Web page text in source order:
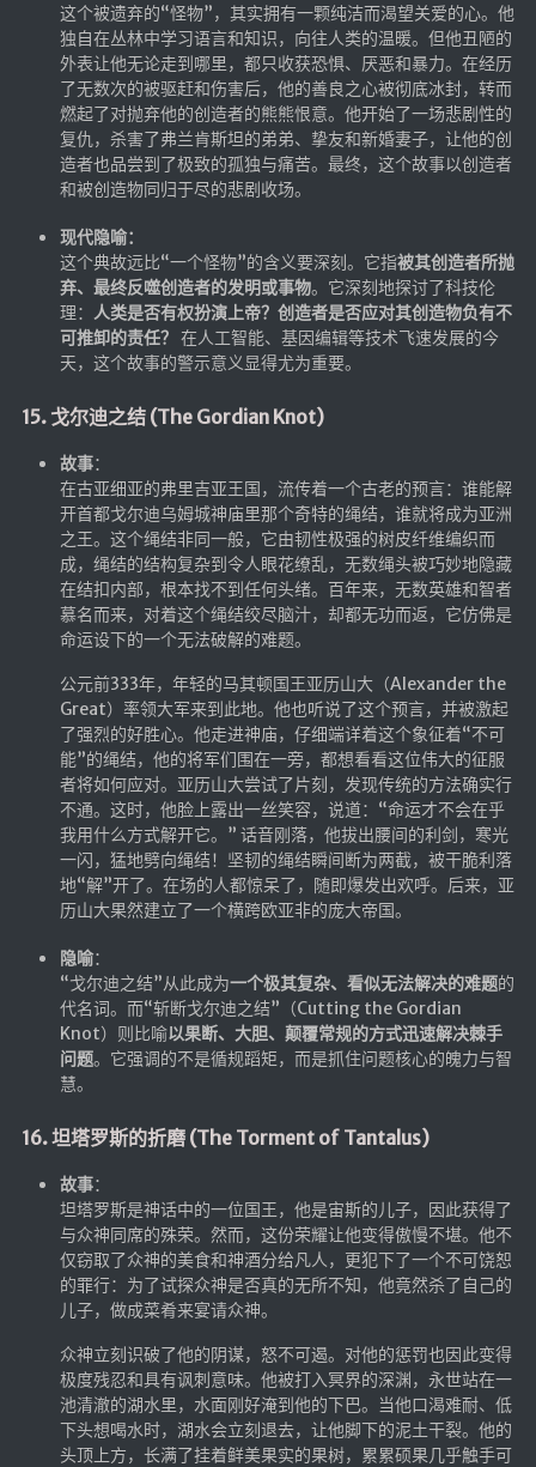
这个被遗弃的“怪物”，其实拥有一颗纯洁而渴望关爱的心。他
独自在丛林中学习语言和知识，向往人类的温暖。但他丑陋的
外表让他无论走到哪里，都只收获恐惧、厌恶和暴力。在经历
了无数次的被驱赶和伤害后，他的善良之心被彻底冰封，转而
燃起了对抛弃他的创造者的熊熊恨意。他开始了一场悲剧性的
复仇，杀害了弗兰肯斯坦的弟弟、挚友和新婚妻子，让他的创
造者也品尝到了极致的孤独与痛苦。最终，这个故事以创造者
和被创造物同归于尽的悲剧收场。
现代隐喻：
这个典故远比“一个怪物”的含义要深刻。它指被其创造者所抛
弃、最终反噬创造者的发明或事物。它深刻地探讨了科技伦
理： 人类是否有权扮演上帝？创造者是否应对其创造物负有不
可推卸的责任？ 在人工智能、基因编辑等技术飞速发展的今
天，这个故事的警示意义显得尤为重要。
15. 戈尔迪之结 (The Gordian Knot)
故事：
在古亚细亚的弗里吉亚王国，流传着一个古老的预言：谁能解
开首都戈尔迪乌姆城神庙里那个奇特的绳结，谁就将成为亚洲
之王。这个绳结非同一般，它由韧性极强的树皮纤维编织而
成，绳结的结构复杂到令人眼花缭乱，无数绳头被巧妙地隐藏
在结扣内部，根本找不到任何头绪。百年来，无数英雄和智者
慕名而来，对着这个绳结绞尽脑汁，却都无功而返，它仿佛是
命运设下的一个无法破解的难题。
公元前333年，年轻的马其顿国王亚历山大（Alexander the
Great）率领大军来到此地。他也听说了这个预言，并被激起
了强烈的好胜心。他走进神庙，仔细端详着这个象征着“不可
能”的绳结，他的将军们围在一旁，都想看看这位伟大的征服
者将如何应对。亚历山大尝试了片刻，发现传统的方法确实行
不通。这时，他脸上露出一丝笑容，说道：“命运才不会在乎
我用什么方式解开它。” 话音刚落，他拔出腰间的利剑，寒光
一闪，猛地劈向绳结！坚韧的绳结瞬间断为两截，被干脆利落
地“解”开了。在场的人都惊呆了，随即爆发出欢呼。后来，亚
历山大果然建立了一个横跨欧亚非的庞大帝国。
隐喻：
“戈尔迪之结”从此成为一个极其复杂、看似无法解决的难题的
代名词。而“斩断戈尔迪之结”（Cutting the Gordian
Knot）则比喻以果断、大胆、颠覆常规的方式迅速解决棘手
问题。它强调的不是循规蹈矩，而是抓住问题核心的魄力与智
慧。
16. 坦塔罗斯的折磨 (The Torment of Tantalus)
故事：
坦塔罗斯是神话中的一位国王，他是宙斯的儿子，因此获得了
与众神同席的殊荣。然而，这份荣耀让他变得傲慢不堪。他不
仅窃取了众神的美食和神酒分给凡人，更犯下了一个不可饶恕
的罪行：为了试探众神是否真的无所不知，他竟然杀了自己的
儿子，做成菜肴来宴请众神。
众神立刻识破了他的阴谋，怒不可遏。对他的惩罚也因此变得
极度残忍和具有讽刺意味。他被打入冥界的深渊，永世站在一
池清澈的湖水里，水面刚好淹到他的下巴。当他口渴难耐、低
下头想喝水时，湖水会立刻退去，让他脚下的泥土干裂。他的
头顶上方，长满了挂着鲜美果实的果树，累累硕果几乎触手可